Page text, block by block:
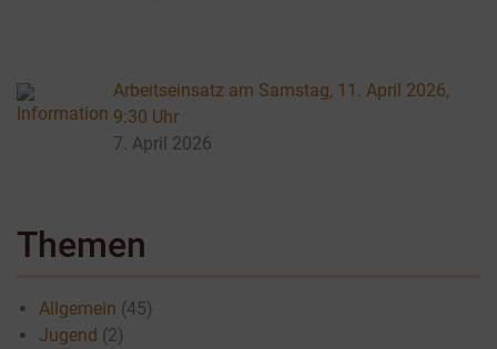
Arbeitseinsatz am Samstag, 11. April 2026,
9:30 Uhr
7. April 2026
Themen
Allgemein (45)
Jugend (2)